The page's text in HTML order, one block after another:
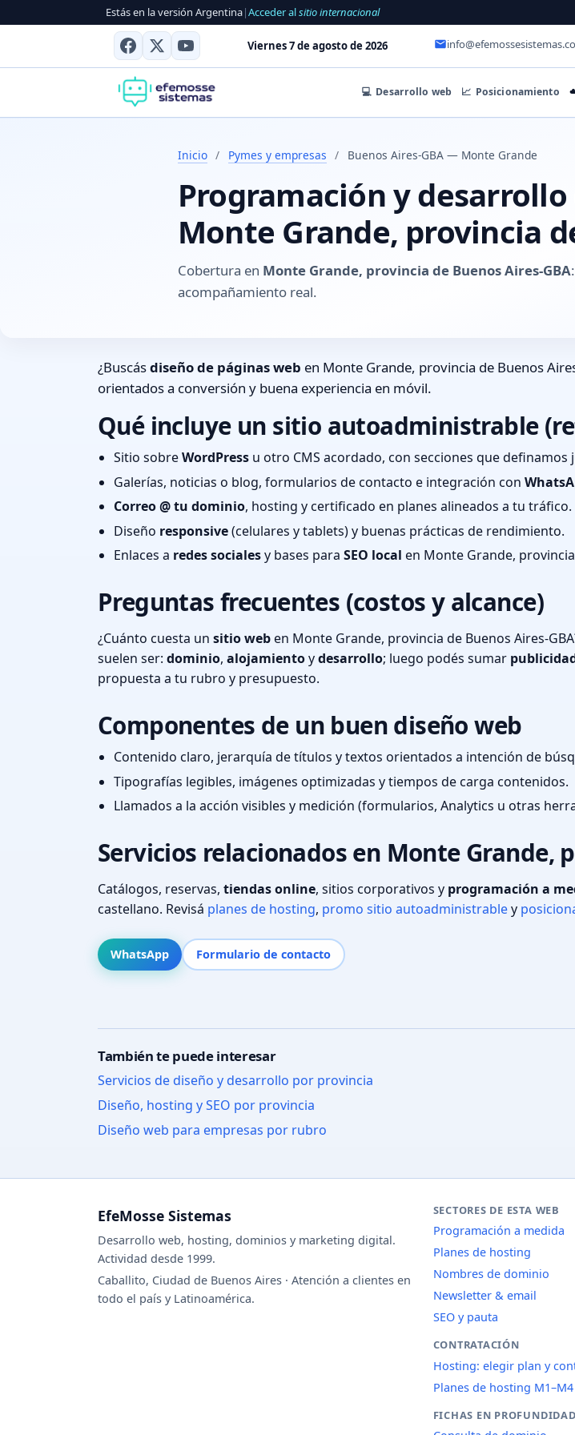
Estás en la versión Argentina|Acceder alsitio internacional
Viernes 7 de agosto de 2026
💻 Desarrollo web 📈 Posicionamiento
Inicio / Pymes y empresas / Buenos Aires-GBA — Monte Grande
Programación y
Monte Grande, provincia
Cobertura en Monte Grande, provincia de Buenos Aires-GBA
acompañamiento real.
¿Buscásdiseño de páginas web en Monte Grande, provincia de Buenos
orientados a conversión y buena experiencia en móvil.
Qué incluye un sitio autoadministrable
Sitio sobreWordPress u otro CMS acordado, con secciones que definamos
Galerías, noticias o blog, formularios de contacto e integración con
Correo @ tu dominio, hosting y certificado en planes alineados a tu tráfico.
Diseño responsive(celulares y tablets) y buenas prácticas de rendimiento.
Enlaces a redes socialesy bases para SEO local en Monte Grande,
Preguntas frecuentes (costos y alcance)
¿Cuánto cuesta un sitio weben Monte Grande, provincia de Buenos Aires-
suelen ser: dominio, alojamientoydesarrollo; luego podés sumar
propuesta a tu rubro y presupuesto.
Componentes de un buen diseño web
Contenido claro, jerarquía de títulos y textos orientados a intención de
Tipografías legibles, imágenes optimizadas y tiempos de carga contenidos.
Llamados a la acción visibles y medición (formularios, Analytics u otras
Servicios relacionados en Monte Grande,
Catálogos, reservas, tiendas online, sitios corporativos y programación a
castellano. Revisá planes de hosting, promo sitio autoadministrabley
WhatsApp Formulario de contacto
También te puede interesar
Servicios de diseño y desarrollo por provincia
Diseño, hosting y SEO por provincia
Diseño web para empresas por rubro
EfeMosse Sistemas
Desarrollo web, hosting, dominios y marketing digital.
Actividad desde 1999.
Caballito, Ciudad de Buenos Aires · Atención a clientes en
todo el país y Latinoamérica.
SECTORES DE ESTA WEB
Programación a medida
Planes de hosting
Nombres de dominio
Newsletter & email
SEO y pauta
CONTRATACIÓN
Hosting: elegir plan y
Planes de hosting M1–M4
FICHAS EN PROFUNDIDAD